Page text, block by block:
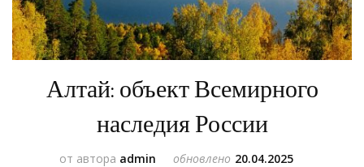
Алтай: объект Всемирного
наследия России
от автора admin обновлено 20.04.2025